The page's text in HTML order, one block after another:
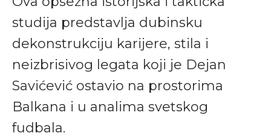
studija predstavlja dubinsku
dekonstrukciju karijere, stila i
neizbrisivog legata koji je Dejan
Savićević ostavio na prostorima
Balkana i u analima svetskog
fudbala.